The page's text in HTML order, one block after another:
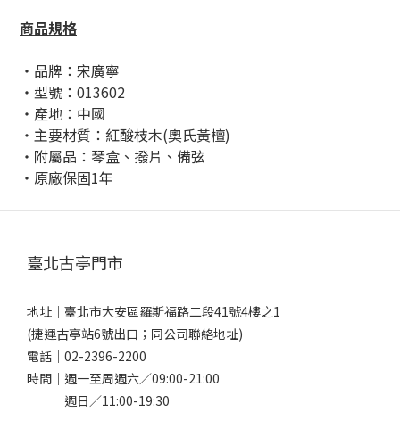
商品規格
・品牌：宋廣寧
・型號：013602
・產地：中國
・主要材質：紅酸枝木(奧氏黃檀)
・附屬品：琴盒、撥片、備弦
・原廠保固1年
臺北古亭門市
地址｜ 臺北市大安區羅斯福路二段41號4樓之1
(捷運古亭站6號出口；同公司聯絡地址)
電話｜ 02-2396-2200
時間｜週一至周週六／09:00-21:00
週日／11:00-19:30